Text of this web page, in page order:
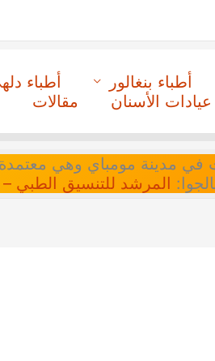
أطباء بنغالور
أطباء
عيادات الأسنان مقالات
في مدينة مومباي وهي
المرشد للتنسيق الطبي – YouTube